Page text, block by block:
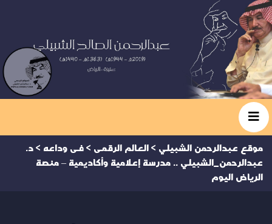
موقع عبدالرحمن الشبيلي > العالم الرقمى > فى وداعه > د.
عبدالرحمن_الشبيلي .. مدرسة إعلامية وأكاديمية – منصة
الرياض اليوم